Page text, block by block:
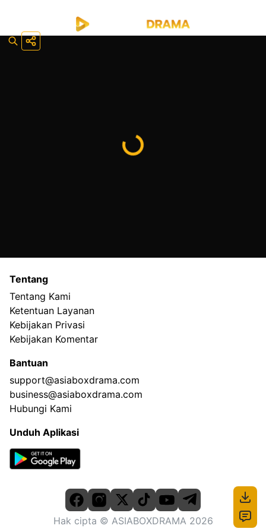
Tentang
Tentang Kami
Ketentuan Layanan
Kebijakan Privasi
Kebijakan Komentar
Bantuan
support@asiaboxdrama.com
business@asiaboxdrama.com
Hubungi Kami
Unduh Aplikasi
Hak cipta © ASIABOXDRAMA 2026